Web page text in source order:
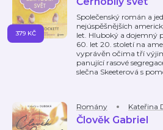
Společenský román a
nejúspěšnějších
let. Hluboký a dojemný
60. let 20. století na
vyprávěn očima tří
panující rasové
slečna Skeeterová s
379 KČ
Romány Kateřina
Člověk Gabriel